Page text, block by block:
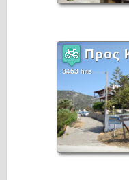
Προς
3463 hits